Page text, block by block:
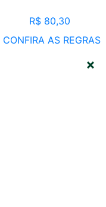
R$ 80,30
CONFIRA AS REGRAS